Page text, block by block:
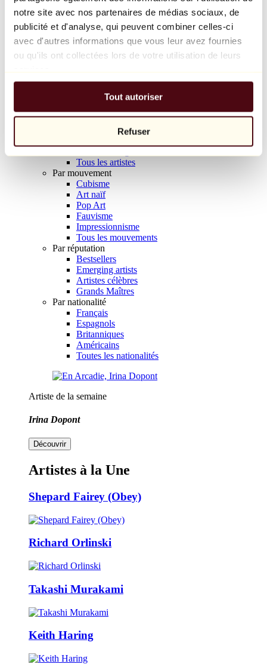
notre site avec nos partenaires de médias sociaux, de
publicité et d'analyse, qui peuvent combiner celles-ci
avec d'autres informations que vous leur avez fournies
ou qu'ils ont collectées lors de votre utilisation de leurs
Tout autoriser
Refuser
Balloon Dog (Orange)
Jeff Koons
10 000 €
Parcourir
Tous les sculpteurs
Tous les photographes
Tous les artistes
Par mouvement
Cubisme
Art naïf
Pop Art
Fauvisme
Impressionnisme
Tous les mouvements
Par réputation
Bestsellers
Emerging artists
Artistes célèbres
Grands Maîtres
Par nationalité
Français
Espagnols
Britanniques
Américains
Toutes les nationalités
Artiste de la semaine
Irina Dopont
Découvrir
Artistes à la Une
Shepard Fairey (Obey)
Richard Orlinski
Takashi Murakami
Keith Haring